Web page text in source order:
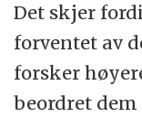
Det skjer
forventet av
forsker
beordret